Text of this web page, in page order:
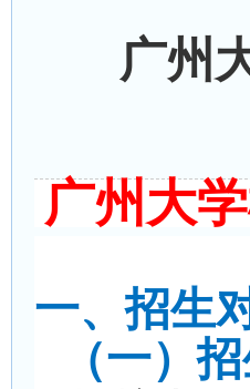
广州
广州大
一、招生
（一）